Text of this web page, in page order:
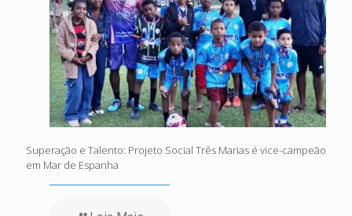
Superação e Talento: Projeto Social Três Marias é vice-campeão
em Mar de Espanha